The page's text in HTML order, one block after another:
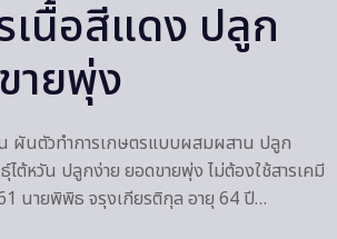
นื้อสีแดง ปลูก
ายพุ่ง
ผันตัวทำการเกษตรแบบผสมผสาน ปลูก
ต้หวัน ปลูกง่าย ยอดขายพุ่ง ไม่ต้องใช้สารเคมี
นายพิพิธ จรุงเกียรติกุล อายุ 64 ปี…